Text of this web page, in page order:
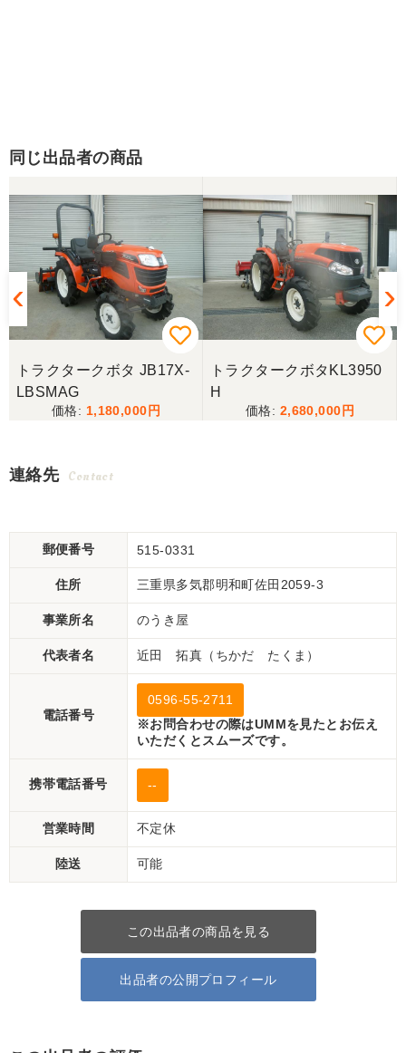
同じ出品者の商品
トラクタークボタ JB17X-
LBSMAG
1,180,000
トラクタークボタKL3950
H
2,680,000
連絡先 Contact
郵便番号 515-0331
住所 三重県多気郡明和町佐田2059-3
事業所名 のうき屋
代表者名 近田 拓真（ちかだ たくま）
電話番号
0596-55-2711
※お問合わせの際はUMMを見たとお伝え
いただくとスムーズです。
携帯電話番号 --
営業時間 不定休
陸送 可能
この出品者の商品を見る
出品者の公開プロフィール